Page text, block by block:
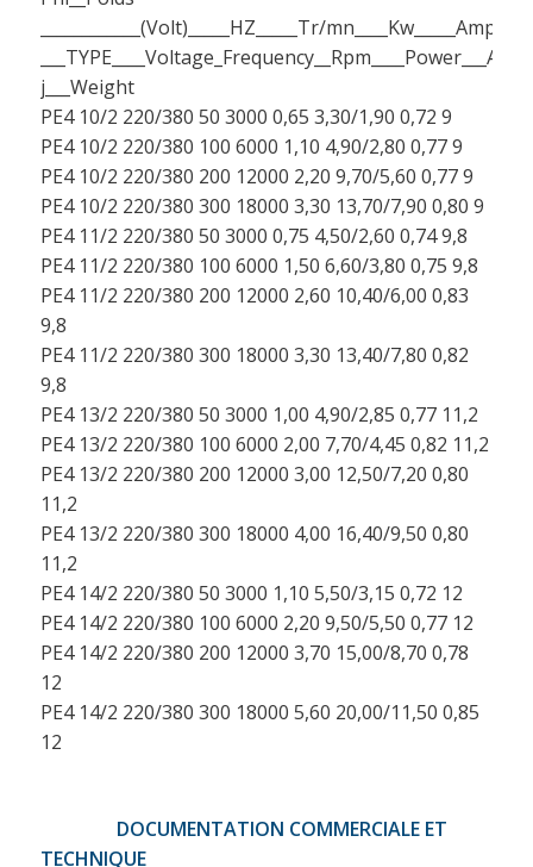
____________(Volt)_____HZ_____Tr/
j___Weight
PE4 10/2 220/380 50 3000 0,65 3,30/1,90 0,72 9
PE4 10/2 220/380 100 6000 1,10 4,90/2,80 0,77 9
PE4 10/2 220/380 200 12000 2,20 9,70/5,60 0,77 9
PE4 10/2 220/380 300 18000 3,30 13,70/7,90 0,80 9
PE4 11/2 220/380 50 3000 0,75 4,50/2,60 0,74 9,8
PE4 11/2 220/380 100 6000 1,50 6,60/3,80 0,75 9,8
PE4 11/2 220/380 200 12000 2,60 10,40/6,00 0,83
9,8
PE4 11/2 220/380 300 18000 3,30 13,40/7,80 0,82
9,8
PE4 13/2 220/380 50 3000 1,00 4,90/2,85 0,77 11,2
PE4 13/2 220/380 100 6000 2,00 7,70/4,45 0,82 11,2
PE4 13/2 220/380 200 12000 3,00 12,50/7,20 0,80
11,2
PE4 13/2 220/380 300 18000 4,00 16,40/9,50 0,80
11,2
PE4 14/2 220/380 50 3000 1,10 5,50/3,15 0,72 12
PE4 14/2 220/380 100 6000 2,20 9,50/5,50 0,77 12
PE4 14/2 220/380 200 12000 3,70 15,00/8,70 0,78
12
PE4 14/2 220/380 300 18000 5,60 20,00/11,50 0,85
12
DOCUMENTATION COMMERCIALE ET
TECHNIQUE